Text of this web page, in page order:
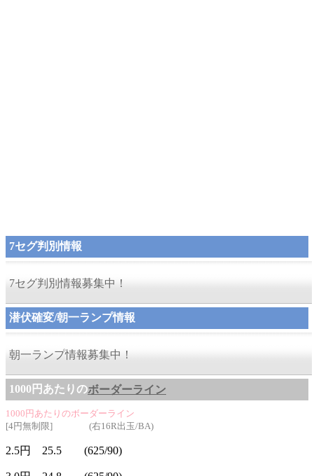
7セグ判別情報
7セグ判別情報募集中！
潜伏確変/朝一ランプ情報
朝一ランプ情報募集中！
1000円あたりのボーダーライン
1000円あたりのボーダーライン
[4円無制限] (右16R出玉/BA)
2.5円 25.5 (625/90)